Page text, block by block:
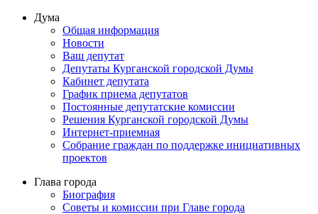
Дума
Общая информация
Новости
Ваш депутат
Депутаты Курганской городской Думы
Кабинет депутата
График приема депутатов
Постоянные депутатские комиссии
Решения Курганской городской Думы
Интернет-приемная
Собрание граждан по поддержке инициативных
проектов
Глава города
Биография
Советы и комиссии при Главе города